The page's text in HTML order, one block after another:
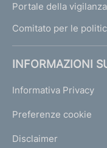
Portale della
Comitato per le
INFORMAZIONI
Informativa Privacy
Preferenze cookie
Disclaimer